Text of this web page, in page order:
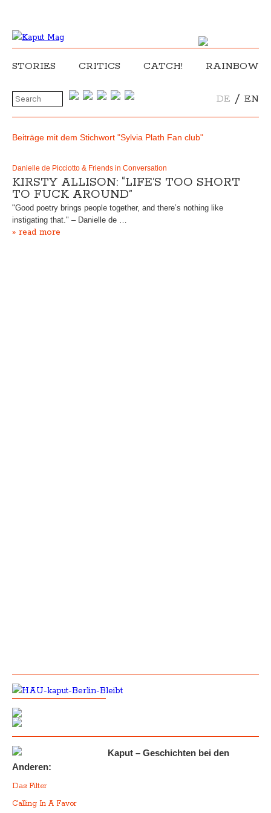
STORIES CRITICS CATCH! RAINBOW
DE / EN
Beiträge mit dem Stichwort "Sylvia Plath Fan club"
Danielle de Picciotto & Friends in Conversation
KIRSTY ALLISON: “LIFE’S TOO SHORT
TO FUCK AROUND”
"Good poetry brings people together, and there’s nothing like
instigating that." – Danielle de …
» read more
Kaput – Geschichten bei den
Anderen:
Das Filter
Calling In A Favor